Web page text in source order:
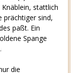
stattlich
prächtiger sind,
paßt. Ein
Spange
die